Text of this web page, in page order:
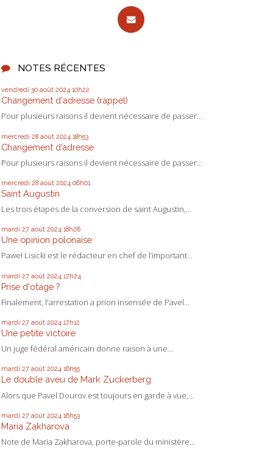
NOTES RÉCENTES
vendredi 30 août 2024 10h22
Changement d'adresse (rappel)
Pour plusieurs raisons il devient nécessaire de passer...
mercredi 28 août 2024 18h53
Changement d’adresse
Pour plusieurs raisons il devient nécessaire de passer...
mercredi 28 août 2024 06h01
Saint Augustin
Les trois étapes de la conversion de saint Augustin,...
mardi 27 août 2024 18h26
Une opinion polonaise
Paweł Lisicki est le rédacteur en chef de l’important...
mardi 27 août 2024 17h24
Prise d'otage ?
Finalement, l'arrestation a priori insensée de Pavel...
mardi 27 août 2024 17h12
Une petite victoire
Un juge fédéral américain donne raison à une...
mardi 27 août 2024 16h55
Le double aveu de Mark Zuckerberg
Alors que Pavel Dourov est toujours en garde à vue,...
mardi 27 août 2024 16h53
Maria Zakharova
Note de Maria Zakharova, porte-parole du ministère...